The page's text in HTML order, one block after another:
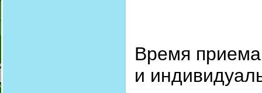
Время приема
и